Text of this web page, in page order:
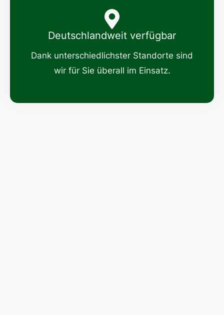
Deutschlandweit verfügbar
Dank unterschiedlichster Standorte sind
wir für Sie überall im Einsatz.